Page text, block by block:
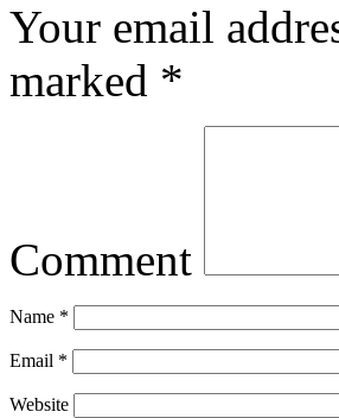
Your email
marked *
Comment
Name *
Email *
Website